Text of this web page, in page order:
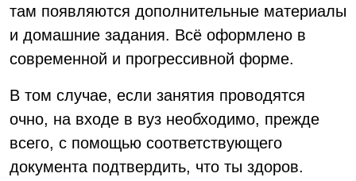
там появляются дополнительные материалы
и домашние задания. Всё оформлено в
современной и прогрессивной форме.
В том случае, если занятия проводятся
очно, на входе в вуз необходимо, прежде
всего, с помощью соответствующего
документа подтвердить, что ты здоров.